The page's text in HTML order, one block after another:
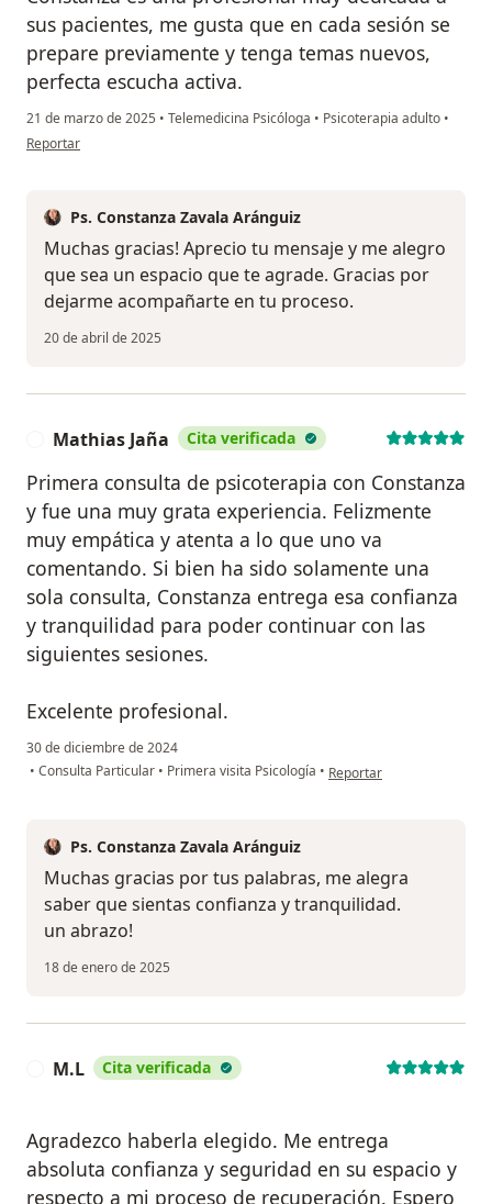
sus pacientes, me gusta que en cada sesión se
prepare previamente y tenga temas nuevos,
perfecta escucha activa.
21 de marzo de 2025 • Telemedicina Psicóloga • Psicoterapia adulto •
en opinión del usuario D.g
Reportar
Ps. Constanza Zavala Aránguiz
Muchas gracias! Aprecio tu mensaje y me alegro
que sea un espacio que te agrade. Gracias por
dejarme acompañarte en tu proceso.
20 de abril de 2025
Mathias Jaña Cita verificada
Primera consulta de psicoterapia con Constanza
y fue una muy grata experiencia. Felizmente
muy empática y atenta a lo que uno va
comentando. Si bien ha sido solamente una
sola consulta, Constanza entrega esa confianza
y tranquilidad para poder continuar con las
siguientes sesiones.
Excelente profesional.
30 de diciembre de 2024
• Consulta Particular • Primera visita Psicología • en opinión del usuario
Reportar
Ps. Constanza Zavala Aránguiz
Muchas gracias por tus palabras, me alegra
saber que sientas confianza y tranquilidad.
un abrazo!
18 de enero de 2025
M.L Cita verificada
Agradezco haberla elegido. Me entrega
absoluta confianza y seguridad en su espacio y
respecto a mi proceso de recuperación. Espero